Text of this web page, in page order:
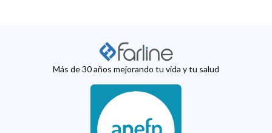
Más de 30 años mejorando tu vida y tu salud